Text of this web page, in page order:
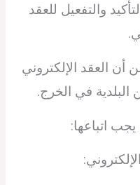
والتفعيل للعقد
العقد الإلكتروني
في الخرج.
اتباعها: